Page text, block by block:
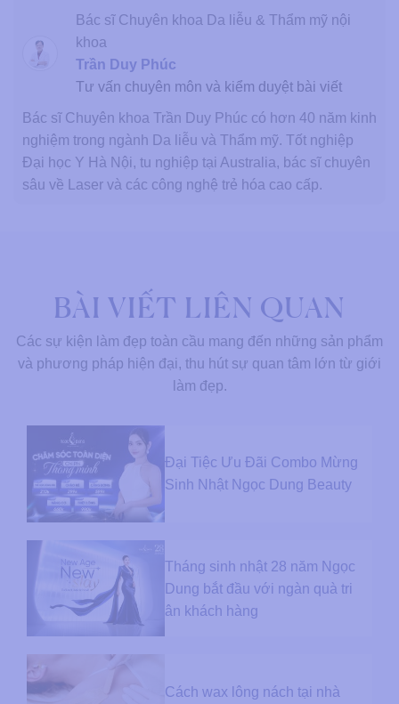
Bác sĩ Chuyên khoa Da liễu & Thẩm mỹ nội
khoa
Trần Duy Phúc
Tư vấn chuyên môn và kiểm duyệt bài viết
Bác sĩ Chuyên khoa Trần Duy Phúc có hơn 40 năm kinh
nghiệm trong ngành Da liễu và Thẩm mỹ. Tốt nghiệp
Đại học Y Hà Nội, tu nghiệp tại Australia, bác sĩ chuyên
sâu về Laser và các công nghệ trẻ hóa cao cấp.
BÀI VIẾT LIÊN QUAN
Các sự kiện làm đẹp toàn cầu mang đến những sản phẩm
và phương pháp hiện đại, thu hút sự quan tâm lớn từ giới
làm đẹp.
Đại Tiệc Ưu Đãi Combo Mừng
Sinh Nhật Ngọc Dung Beauty
Tháng sinh nhật 28 năm Ngọc
Dung bắt đầu với ngàn quà tri
ân khách hàng
Cách wax lông nách tại nhà